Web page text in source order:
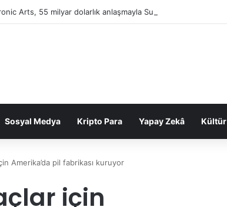
Arts, 55 milyar dolarlık anlaşmayla Suudi Arabistan’ın oldu
Sosyal Medya Kripto Para Yapay Zekâ Kültür
Amerika’da pil fabrikası kuruyor
için